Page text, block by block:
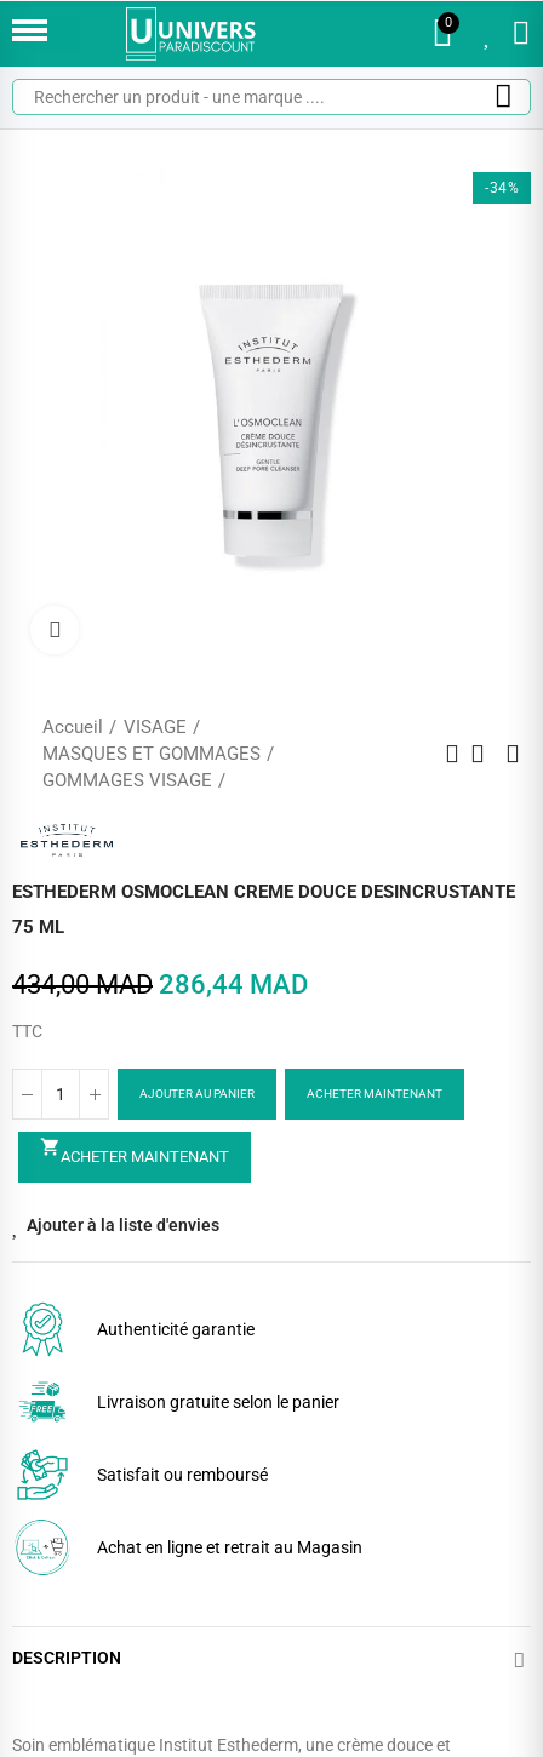
0
-34%
Accueil
VISAGE
MASQUES ET GOMMAGES
GOMMAGES VISAGE
ESTHEDERM OSMOCLEAN CREME DOUCE DESINCRUSTANTE
75 ML
434,00 MAD 286,44 MAD
TTC
AJOUTER AU PANIER ACHETER MAINTENANT
shopping_cartACHETER MAINTENANT
Ajouter à la liste d'envies
Authenticité garantie
Livraison gratuite selon le panier
Satisfait ou remboursé
Achat en ligne et retrait au Magasin
DESCRIPTION
Soin emblématique Institut Esthederm, une crème douce et